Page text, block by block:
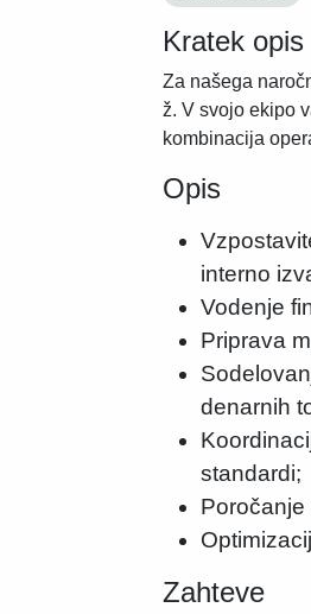
Kratek opis
Za našega
ž. V svojo ekipo
kombinacija
Opis
interno
Vodenje
Priprava
denarnih
standardi;
Zahteve